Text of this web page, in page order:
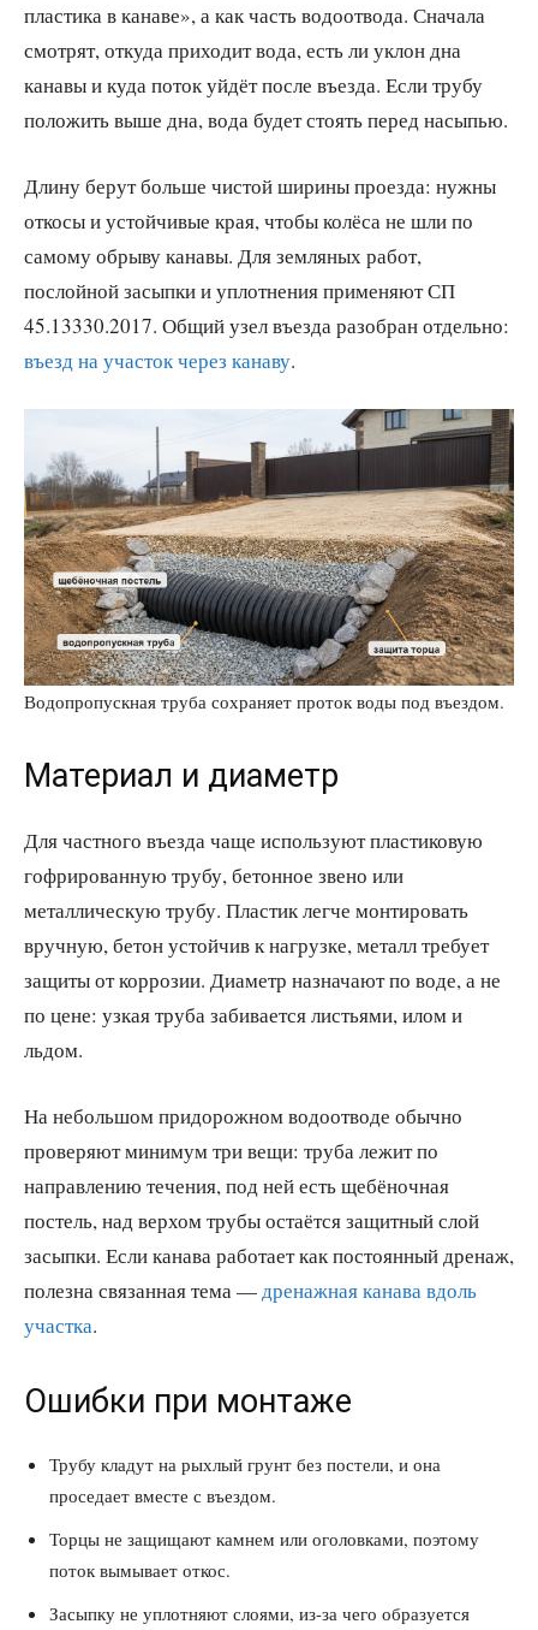
пластика в канаве», а как часть водоотвода. Сначала
смотрят, откуда приходит вода, есть ли уклон дна
канавы и куда поток уйдёт после въезда. Если трубу
положить выше дна, вода будет стоять перед насыпью.
Длину берут больше чистой ширины проезда: нужны
откосы и устойчивые края, чтобы колёса не шли по
самому обрыву канавы. Для земляных работ,
послойной засыпки и уплотнения применяют СП
45.13330.2017. Общий узел въезда разобран отдельно:
въезд на участок через канаву.
Водопропускная труба сохраняет проток воды под въездом.
Материал и диаметр
Для частного въезда чаще используют пластиковую
гофрированную трубу, бетонное звено или
металлическую трубу. Пластик легче монтировать
вручную, бетон устойчив к нагрузке, металл требует
защиты от коррозии. Диаметр назначают по воде, а не
по цене: узкая труба забивается листьями, илом и
льдом.
На небольшом придорожном водоотводе обычно
проверяют минимум три вещи: труба лежит по
направлению течения, под ней есть щебёночная
постель, над верхом трубы остаётся защитный слой
засыпки. Если канава работает как постоянный дренаж,
полезна связанная тема — дренажная канава вдоль
участка.
Ошибки при монтаже
Трубу кладут на рыхлый грунт без постели, и она
проседает вместе с въездом.
Торцы не защищают камнем или оголовками, поэтому
поток вымывает откос.
Засыпку не уплотняют слоями, из-за чего образуется